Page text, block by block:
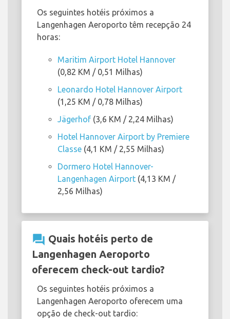
Os seguintes hotéis próximos a
Langenhagen Aeroporto têm recepção 24
horas:
Maritim Airport Hotel Hannover
(0,82 KM / 0,51 Milhas)
Leonardo Hotel Hannover Airport
(1,25 KM / 0,78 Milhas)
Jägerhof (3,6 KM / 2,24 Milhas)
Hotel Hannover Airport by Premiere
Classe (4,1 KM / 2,55 Milhas)
Dormero Hotel Hannover-
Langenhagen Airport (4,13 KM /
2,56 Milhas)
question_answer Quais hotéis perto de
Langenhagen Aeroporto
oferecem check-out tardio?
Os seguintes hotéis próximos a
Langenhagen Aeroporto oferecem uma
opção de check-out tardio: